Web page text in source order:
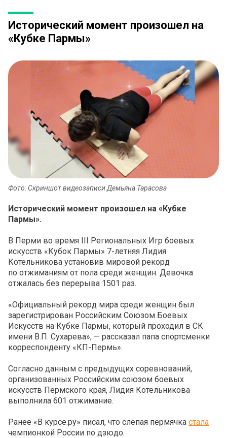
Исторический момент произошел на
«Кубке Пармы»
Фото: Скриншот видеозаписи Демьяна Тарасова
Исторический момент произошел на «Кубке
Пармы».
В Перми во время III Региональных Игр боевых
искусств «Кубок Пармы» 7-летняя Лидия
Котельникова установив мировой рекорд
по отжиманиям от пола среди женщин. Девочка
отжалась без перерыва 1501 раз.
«Официальный рекорд мира среди женщин был
зарегистрирован Российским Союзом Боевых
Искусств на Кубке Пармы, который проходил в СК
имени В.П. Сухарева», — рассказал папа спортсменки
корреспонденту «КП-Пермь».
Согласно данным с предыдущих соревнований,
организованных Российским союзом боевых
искусств Пермского края, Лидия Котельникова
выполнила 601 отжимание.
Ранее «В курсе.ру» писал, что слепая пермячка стала
чемпионкой России по дзюдо.